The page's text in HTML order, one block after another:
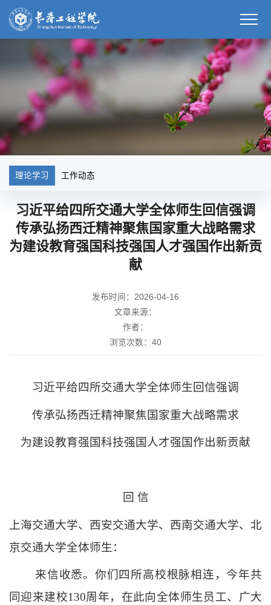
理论学习 工作动态
习近平给四所交通大学全体师生回信强调
传承弘扬西迁精神聚焦国家重大战略需求
为建设教育强国科技强国人才强国作出新贡
献
发布时间：2026-04-16
文章来源：
作者：
浏览次数： 40
习近平给四所交通大学全体师生回信强调
传承弘扬西迁精神聚焦国家重大战略需求
为建设教育强国科技强国人才强国作出新贡献
回 信
上海交通大学、西安交通大学、西南交通大学、北
京交通大学全体师生：
来信收悉。你们四所高校根脉相连，今年共
同迎来建校130周年，在此向全体师生员工、广大